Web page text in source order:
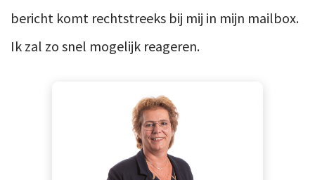
bericht komt rechtstreeks bij mij in mijn mailbox.
Ik zal zo snel mogelijk reageren.